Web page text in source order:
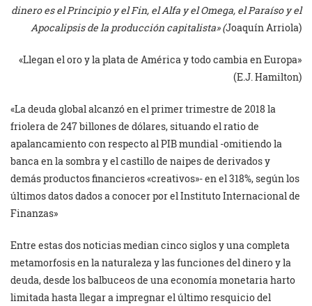
dinero es el Principio y el Fin, el Alfa y el Omega, el Paraíso y el
Apocalipsis de la producción capitalista» (Joaquín Arriola)
«Llegan el oro y la plata de América y todo cambia en Europa»
(E.J. Hamilton)
«La deuda global alcanzó en el primer trimestre de 2018 la
friolera de 247 billones de dólares, situando el ratio de
apalancamiento con respecto al PIB mundial -omitiendo la
banca en la sombra y el castillo de naipes de derivados y
demás productos financieros «creativos»- en el 318%, según los
últimos datos dados a conocer por el Instituto Internacional de
Finanzas»
Entre estas dos noticias median cinco siglos y una completa
metamorfosis en la naturaleza y las funciones del dinero y la
deuda, desde los balbuceos de una economía monetaria harto
limitada hasta llegar a impregnar el último resquicio del